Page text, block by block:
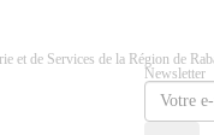
et de Services de la Région de
Newsletter